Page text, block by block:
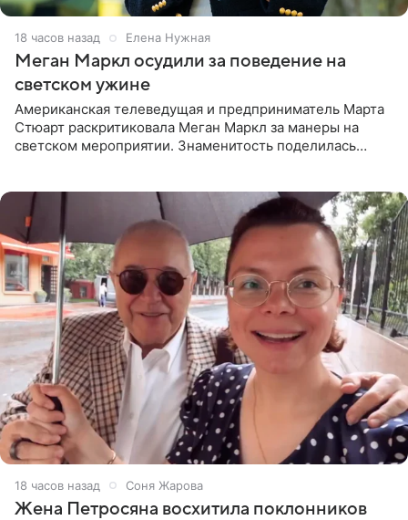
18 часов назад Елена Нужная
Меган Маркл осудили за поведение на
светском ужине
Американская телеведущая и предприниматель Марта
Стюарт раскритиковала Меган Маркл за манеры на
светском мероприятии. Знаменитость поделилась
18 часов назад Соня Жарова
Жена Петросяна восхитила поклонников